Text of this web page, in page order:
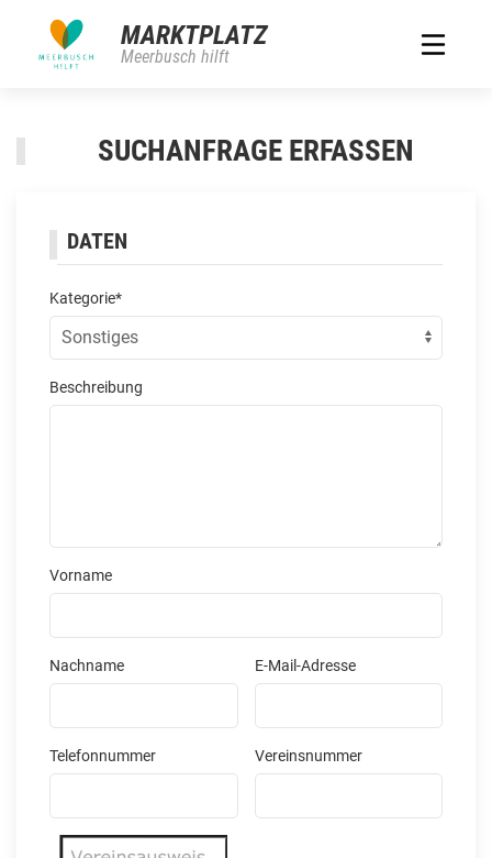
MARKTPLATZ
Meerbusch hilft
SUCHANFRAGE ERFASSEN
DATEN
Kategorie*
Beschreibung
Vorname
Nachname E-Mail-Adresse
Telefonnummer Vereinsnummer